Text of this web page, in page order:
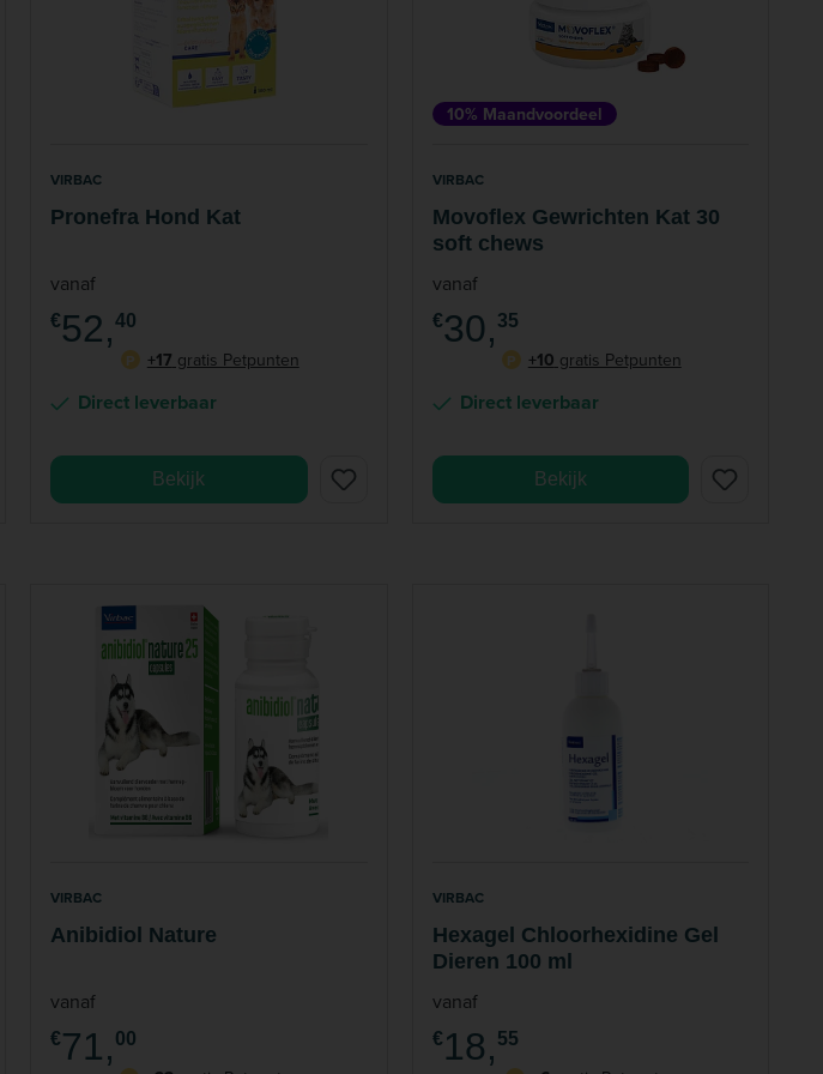
VIRBAC
Pronefra Hond Kat
vanaf
€52,40
P
+17 gratis Petpunten
Direct leverbaar
Bekijk
10% Maandvoordeel
VIRBAC
Movoflex Gewrichten Kat 30
soft chews
vanaf
€30, 35
P
+10 gratis Petpunten
Direct leverbaar
Bekijk
VIRBAC
Anibidiol Nature
vanaf
€71, 00
VIRBAC
Hexagel Chloorhexidine Gel
Dieren 100 ml
vanaf
€18, 55